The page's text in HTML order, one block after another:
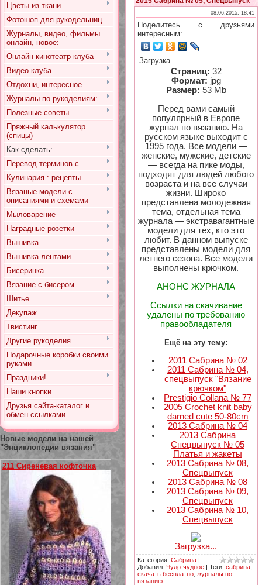
Цветы из ткани
Фотошоп для рукодельниц
Журналы, видео, фильмы
онлайн, новое:
Онлайн кинотеатр клуба
Видео клуба
Отдохни, интересное
Журналы по рукоделиям:
Полезные советы
Пряжный калькулятор
(спицы)
Как сделать:
Перевод терминов с...
Кулинария : рецепты
Вязаные модели с
описаниями и схемами
Мыловарение
Наградные розетки
Вышивка
Вышивка лентами
Бисеринка
Вязание с бисером
Шитье
Декупаж
Твистинг
Другие рукоделия
Подарочные коробки своими
руками
Праздники!
Наши кнопки
Друзья сайта-каталог и
обмен ссылками
Новые модели на нашей
"Энциклопедии вязания"
211 Сиреневая кофточка
08.06.2015, 18:41
Поделитесь с друзьями
интересным:
Загрузка...
Страниц: 32
Формат: jpg
Размер: 53 Mb
Перед вами самый
популярный в Европе
журнал по вязанию. На
русском языке выходит с
1995 года. Все модели —
женские, мужские, детские
— всегда на пике моды,
подходят для людей любого
возраста и на все случаи
жизни. Широко
представлена молодежная
тема, отдельная тема
журнала — экстравагантные
модели для тех, кто это
любит. В данном выпуске
представлены модели для
летнего сезона. Все модели
выполнены крючком.
АНОНС ЖУРНАЛА
Ссылки на скачивание
удалены по требованию
правообладателя
Ещё на эту тему:
2011 Сабрина № 02
2011 Сабрина № 04,
спецвыпуск "Вязание
крючком"
Prestigio Collana № 77
2005 Crochet knit baby
darned cute 50-80cm
2013 Сабрина № 04
2013 Сабрина
Спецвыпуск № 05
Платья и жакеты
2013 Сабрина № 08,
Спецвыпуск
2013 Сабрина № 08
2013 Сабрина № 09,
Спецвыпуск
2013 Сабрина № 10,
Спецвыпуск
Загрузка...
Категория: Сабрина |
Добавил: Чудо-чудное | Теги: сабрина
скачать бесплатно журналы по
вязанию